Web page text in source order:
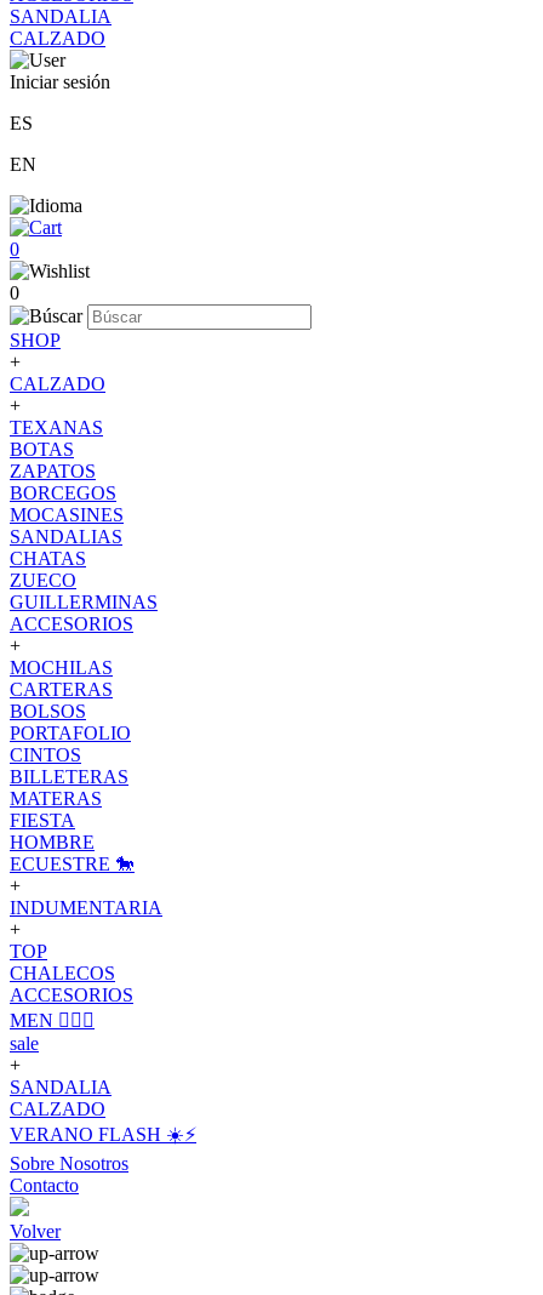
SANDALIA
CALZADO
Iniciar sesión
ES
EN
0
0
SHOP
+
CALZADO
+
TEXANAS
BOTAS
ZAPATOS
BORCEGOS
MOCASINES
SANDALIAS
CHATAS
ZUECO
GUILLERMINAS
ACCESORIOS
+
MOCHILAS
CARTERAS
BOLSOS
PORTAFOLIO
CINTOS
BILLETERAS
MATERAS
FIESTA
HOMBRE
ECUESTRE 🐎
+
INDUMENTARIA
+
TOP
CHALECOS
ACCESORIOS
MEN 🙋🏽‍♂️
sale
+
SANDALIA
CALZADO
VERANO FLASH ☀️⚡️
Sobre Nosotros
Contacto
Volver